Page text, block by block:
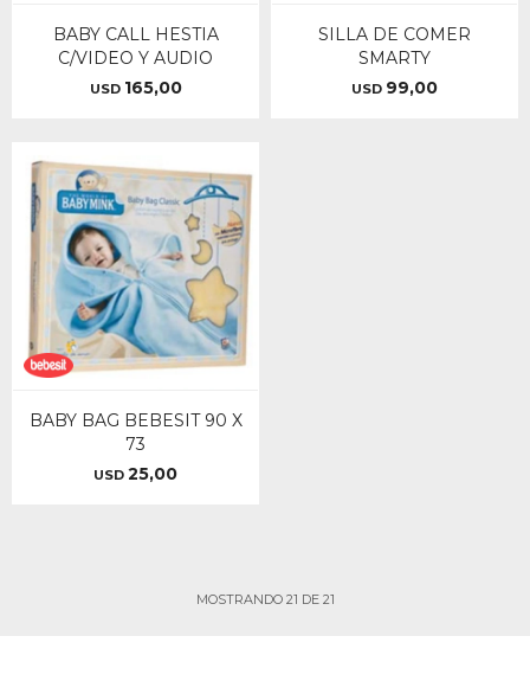
BABY CALL HESTIA
C/VIDEO Y AUDIO
USD 165,00
SILLA DE COMER
SMARTY
USD 99,00
BABY BAG BEBESIT 90 X
73
USD 25,00
MOSTRANDO 21 DE 21